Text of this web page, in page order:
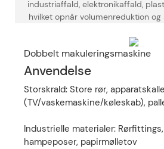
industriaffald, elektronikaffald,
hvilket opnår volumenreduktion
Dobbelt makuleringsmaskine
Anvendelse
Storskrald: Store rør,
(TV/vaskemaskine/køleskab),
Industrielle materialer:
hampeposer, papirmølletov